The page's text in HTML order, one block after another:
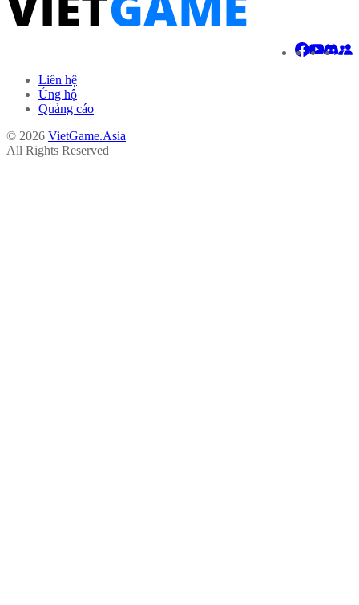
Liên hệ
Ủng hộ
Quảng cáo
© 2026 VietGame.Asia
All Rights Reserved